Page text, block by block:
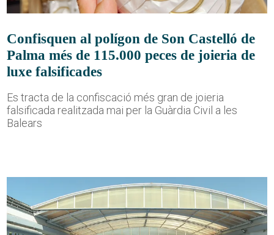
Confisquen al polígon de Son Castelló de
Palma més de 115.000 peces de joieria de
luxe falsificades
Es tracta de la confiscació més gran de joieria
falsificada realitzada mai per la Guàrdia Civil a les
Balears